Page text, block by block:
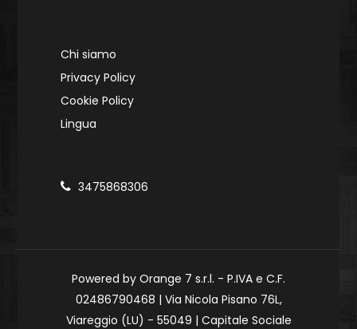
Chi siamo
Privacy Policy
Cookie Policy
Lingua
3475868306
Powered by Orange 7 s.r.l. - P.IVA e C.F.
02486790468 | Via Nicola Pisano 76L,
Viareggio (LU) - 55049 | Capitale Sociale